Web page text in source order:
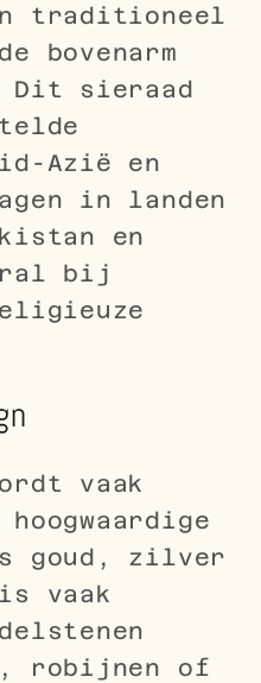
traditioneel
bovenarm
Dit sieraad
Azië en
in landen
en
bij
vaak
goud, zilver
vaak
robijnen of